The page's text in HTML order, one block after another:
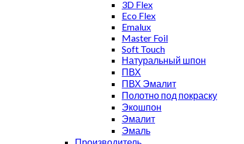
3D Flex
Eco Flex
Emalux
Master Foil
Soft Touch
Натуральный шпон
ПВХ
ПВХ Эмалит
Полотно под покраску
Экошпон
Эмалит
Эмаль